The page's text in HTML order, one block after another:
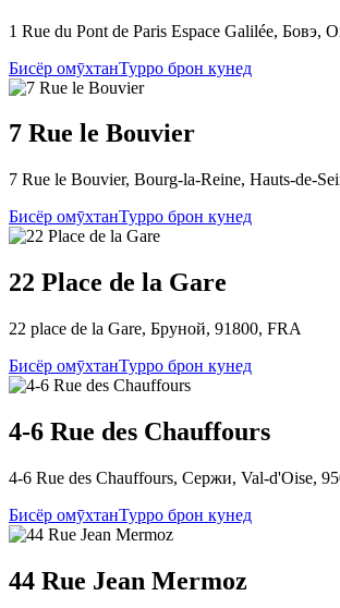
1 Rue du Pont de Paris Espace Galilée, Бовэ,
Бисёр омӯхтанТурро брон кунед
7 Rue le Bouvier
7 Rue le Bouvier, Bourg-la-Reine, Hauts-de-
Бисёр омӯхтанТурро брон кунед
22 Place de la Gare
22 place de la Gare, Бруной, 91800, FRA
Бисёр омӯхтанТурро брон кунед
4-6 Rue des Chauffours
4-6 Rue des Chauffours, Сержи, Val-d'Oise,
Бисёр омӯхтанТурро брон кунед
44 Rue Jean Mermoz